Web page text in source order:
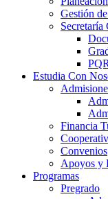
Gestión
Secretaría
Estudia Con
Financia
Convenios
Apoyos y
Programas
Pregrado